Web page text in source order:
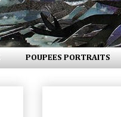
POUPEES PORTRAITS